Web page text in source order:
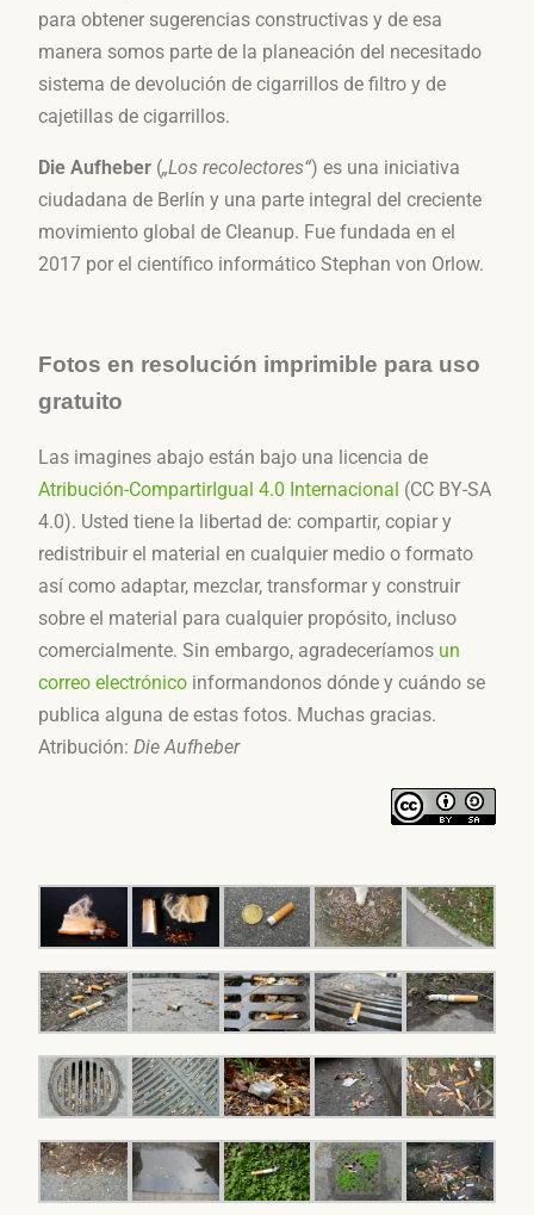
para obtener sugerencias constructivas y de esa
manera somos parte de la planeación del necesitado
sistema de devolución de cigarrillos de filtro y de
cajetillas de cigarrillos.
Die Aufheber(„Los recolectores“) es una iniciativa
ciudadana de Berlín y una parte integral del creciente
movimiento global de Cleanup. Fue fundada en el
2017 por el científico informático Stephan von Orlow.
Fotos en resolución imprimible para uso
gratuito
Las imagines abajo están bajo una licencia de
Atribución-CompartirIgual 4.0 Internacional (CC BY-SA
4.0). Usted tiene la libertad de: compartir, copiar y
redistribuir el material en cualquier medio o formato
así como adaptar, mezclar, transformar y construir
sobre el material para cualquier propósito, incluso
comercialmente. Sin embargo, agradeceríamos un
correo electrónicoinformandonos dónde y cuándo se
publica alguna de estas fotos. Muchas gracias.
Atribución: Die Aufheber